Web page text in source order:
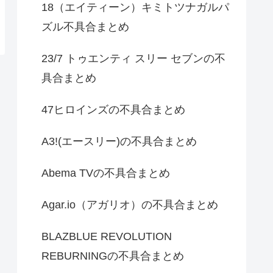
18（エイティーン）キミトツナガルパ
ズル不具合まとめ
23/7 トゥエンティ スリー セブンの不
具合まとめ
47ヒロインズの不具合まとめ
A3!(エースリー)の不具合まとめ
Abema TVの不具合まとめ
Agar.io（アガリオ）の不具合まとめ
BLAZBLUE REVOLUTION
REBURNINGの不具合まとめ